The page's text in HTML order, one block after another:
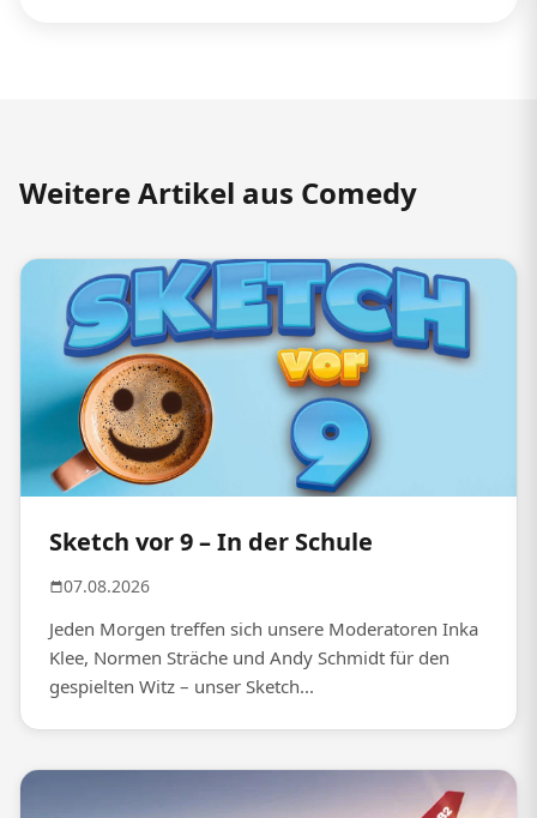
Weitere Artikel aus Comedy
Sketch vor 9 – In der Schule
07.08.2026
Jeden Morgen treffen sich unsere Moderatoren Inka
Klee, Normen Sträche und Andy Schmidt für den
gespielten Witz – unser Sketch...